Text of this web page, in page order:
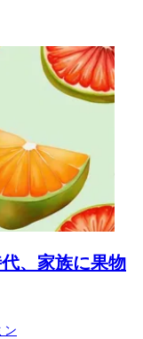
、家族に果物
ン